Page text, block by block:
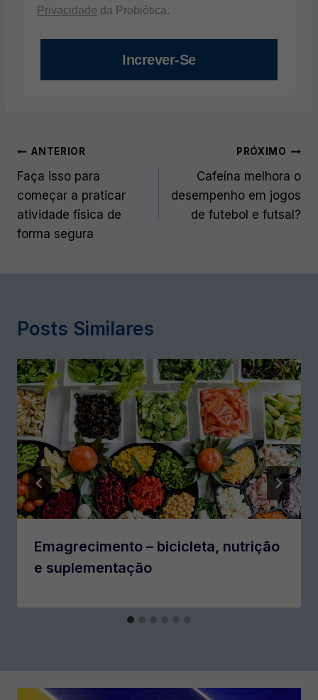
Privacidade da Probiótica.
Increver-Se
Navegação
de
Post
ANTERIOR
Faça isso para
começar a praticar
atividade física de
forma segura
PRÓXIMO
Cafeína melhora o
desempenho em jogos
de futebol e futsal?
Posts Similares
Emagrecimento – bicicleta, nutrição
e suplementação